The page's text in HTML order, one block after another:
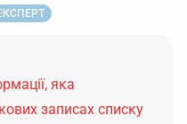
яка
записах списку